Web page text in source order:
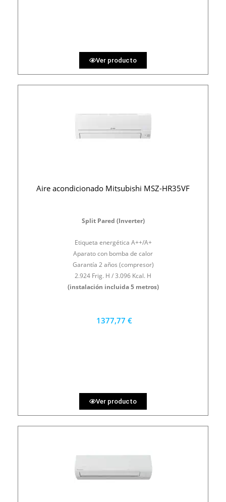
Ver producto
Aire acondicionado Mitsubishi MSZ-HR35VF
Split Pared (Inverter)
Etiqueta energética A++/A+
Aparato con bomba de calor
Garantía 2 años (compresor)
2.924 Frig. H / 3.096 Kcal. H
(instalación incluida 5 metros)
1377,77 €
Ver producto